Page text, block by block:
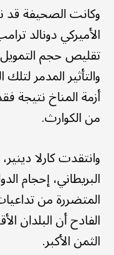
وكانت الصحيفة قد
الأميركي دونالد
تقليص حجم التمويل
والتأثير المدمر
أزمة المناخ نتيجة
من الكوارث.
وانتقدت كارلا
البريطاني، إحجام
المتضررة من
الفادح أن البلدان
الثمن الأكبر.